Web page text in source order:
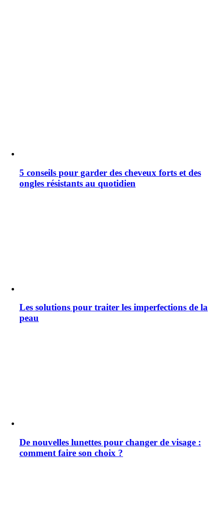
5 conseils pour garder des cheveux forts et des
ongles résistants au quotidien
Les solutions pour traiter les imperfections de la
peau
De nouvelles lunettes pour changer de visage :
comment faire son choix ?